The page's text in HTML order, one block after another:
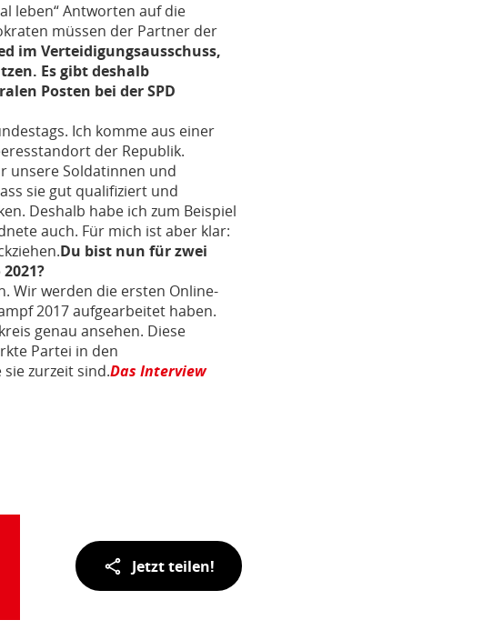
leben“ Antworten auf die
müssen der Partner der
im Verteidigungsausschuss,
Es gibt deshalb
Posten bei der SPD
Ich komme aus einer
der Republik.
unsere Soldatinnen und
sie gut qualifiziert und
Deshalb habe ich zum Beispiel
auch. Für mich ist aber klar:
Du bist nun für zwei
Wir werden die ersten Online-
2017 aufgearbeitet haben.
genau ansehen. Diese
Partei in den
zurzeit sind.Das Interview
Jetzt teilen!